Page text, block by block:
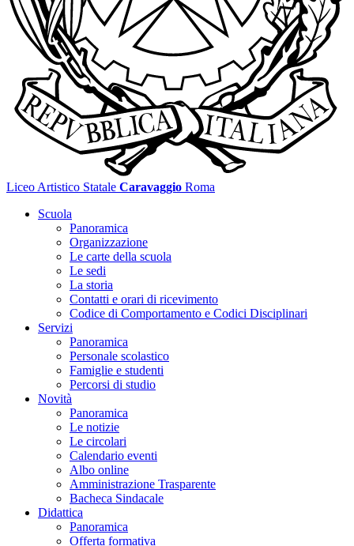
Liceo Artistico Statale Caravaggio Roma
Scuola
Panoramica
Organizzazione
Le carte della scuola
Le sedi
La storia
Contatti e orari di ricevimento
Codice di Comportamento e Codici Disciplinari
Servizi
Panoramica
Personale scolastico
Famiglie e studenti
Percorsi di studio
Novità
Panoramica
Le notizie
Le circolari
Calendario eventi
Albo online
Amministrazione Trasparente
Bacheca Sindacale
Didattica
Panoramica
Offerta formativa